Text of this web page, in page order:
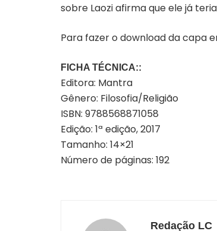
sobre Laozi afirma que ele já
Para fazer o download da capa
FICHA TÉCNICA::
Editora: Mantra
Gênero: Filosofia/Religião
ISBN: 9788568871058
Edição: 1ª edição, 2017
Tamanho: 14×21
Número de páginas: 192
Redação LC